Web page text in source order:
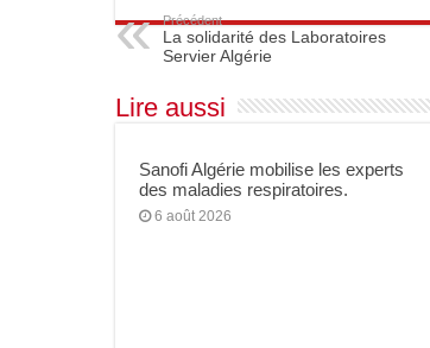
Précédent
La solidarité des Laboratoires
Servier Algérie
Lire aussi
Sanofi Algérie mobilise les experts
des maladies respiratoires.
6 août 2026